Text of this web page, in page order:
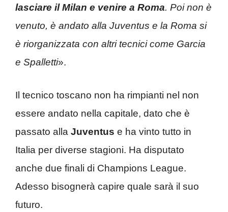
lasciare il Milan e venire a Roma. Poi non è
venuto, è andato alla Juventus e la Roma si
è riorganizzata con altri tecnici come Garcia
e Spalletti».
Il tecnico toscano non ha rimpianti nel non
essere andato nella capitale, dato che è
passato alla Juventus e ha vinto tutto in
Italia per diverse stagioni. Ha disputato
anche due finali di Champions League.
Adesso bisognerà capire quale sarà il suo
futuro.